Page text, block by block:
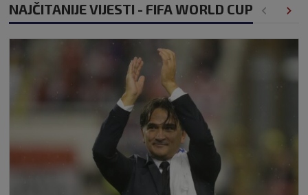
NAJČITANIJE VIJESTI - FIFA WORLD CUP